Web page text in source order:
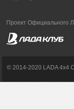
Проект Официального
© 2014-2020 LADA 4x4